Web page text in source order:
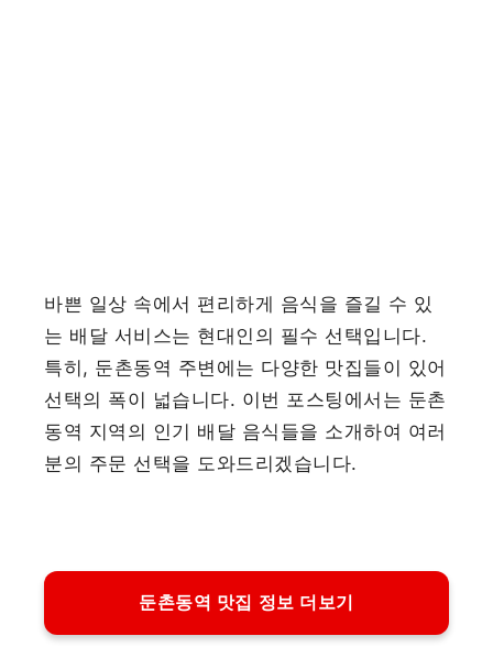
바쁜 일상 속에서 편리하게 음식을 즐길 수 있
는 배달 서비스는 현대인의 필수 선택입니다.
특히, 둔촌동역 주변에는 다양한 맛집들이 있어
선택의 폭이 넓습니다. 이번 포스팅에서는 둔촌
동역 지역의 인기 배달 음식들을 소개하여 여러
분의 주문 선택을 도와드리겠습니다.
둔촌동역 맛집 정보 더보기